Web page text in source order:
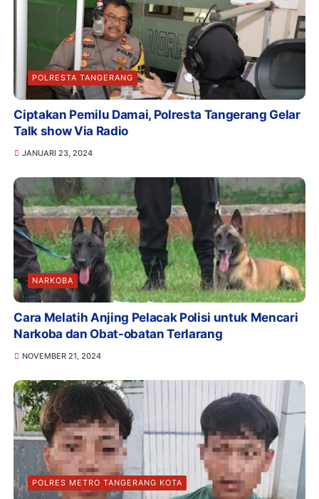
POLRESTA TANGERANG
Ciptakan Pemilu Damai, Polresta Tangerang Gelar
Talk show Via Radio
JANUARI 23, 2024
NARKOBA
Cara Melatih Anjing Pelacak Polisi untuk Mencari
Narkoba dan Obat-obatan Terlarang
NOVEMBER 21, 2024
POLRES METRO TANGERANG KOTA